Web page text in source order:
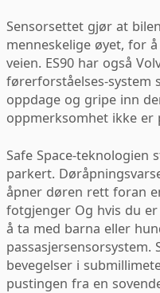
Sensorsettet gjør at
menneskelige øyet, for
veien. ES90 har også
førerforståelses-system
oppdage og gripe inn
oppmerksomhet ikke er
Safe Space-teknologien
parkert.
åpner døren rett foran
fotgjenger Og hvis du
å ta med barna eller
bevegelser i
pustingen fra en